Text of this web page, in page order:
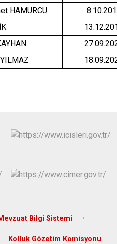
HAMURCU
Mevzuat Bilgi Sistemi
Kolluk Gözetim Komisyonu